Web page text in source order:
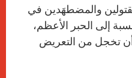
والمضطهَدين في
إلى الحبر الأعظم،
تخجل من التعريض